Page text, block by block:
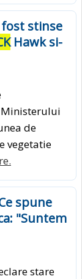
fost stinse
Hawk si-
Ministerului
de
vegetatie
spune
"Suntem
stare